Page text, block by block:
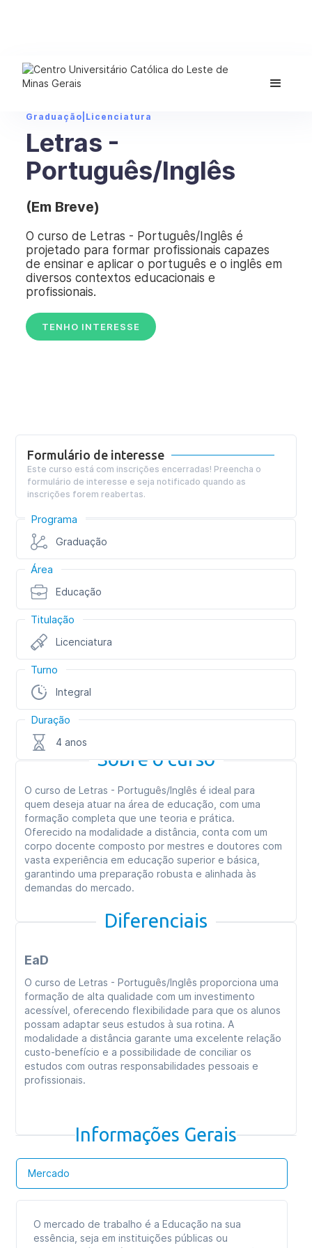
Graduação Licenciatura
Letras -
Português/Inglês
(Em Breve)
O curso de Letras - Português/Inglês é
projetado para formar profissionais capazes
de ensinar e aplicar o português e o inglês em
diversos contextos educacionais e
profissionais.
TENHO INTERESSE
Programa
Graduação
Área
Educação
Titulação
Licenciatura
Turno
Integral
Duração
4 anos
Sobre o curso
O curso de Letras - Português/Inglês é ideal para
quem deseja atuar na área de educação, com uma
formação completa que une teoria e prática.
Oferecido na modalidade a distância, conta com um
corpo docente composto por mestres e doutores com
vasta experiência em educação superior e básica,
garantindo uma preparação robusta e alinhada às
demandas do mercado.
Diferenciais
EaD
O curso de Letras - Português/Inglês proporciona uma
formação de alta qualidade com um investimento
acessível, oferecendo flexibilidade para que os alunos
possam adaptar seus estudos à sua rotina. A
modalidade a distância garante uma excelente relação
custo-benefício e a possibilidade de conciliar os
estudos com outras responsabilidades pessoais e
profissionais.
Informações Gerais
Mercado
O mercado de trabalho é a Educação na sua
essência, seja em instituições públicas ou
Formulário de interesse
Este curso está com inscrições encerradas! Preencha o
formulário de interesse e seja notificado quando as
inscrições forem reabertas.